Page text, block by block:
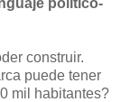
construir.
puede tener
mil habitantes?